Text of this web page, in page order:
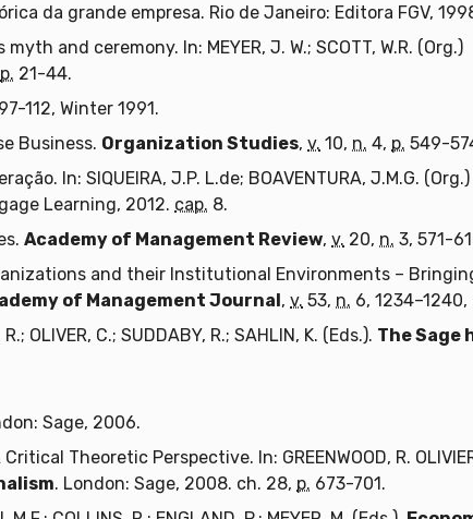
da grande empresa. Rio de Janeiro: Editora FGV,
and ceremony. In: MEYER, J. W.; SCOTT, W.R. (Org.)
p. 21-44.
97-112, Winter 1991.
Business. Organization Studies, v. 10, n. 4, p. 549-
In: SIQUEIRA, J.P. L.de; BOAVENTURA, J.M.G. (Org.)
Learning, 2012. cap. 8.
Academy of Management Review, v. 20, n. 3, 571-
Organizations and their Institutional Environments –
of Management Journal, v. 53, n. 6, 1234–1240,
OLIVER, C.; SUDDABY, R.; SAHLIN, K. (Eds.). The Sage
Sage, 2006.
Theoretic Perspective. In: GREENWOOD, R.
. London: Sage, 2008. ch. 28, p. 673-701.